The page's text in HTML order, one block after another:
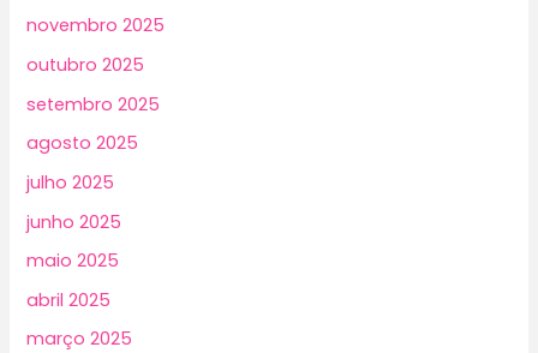
novembro 2025
outubro 2025
setembro 2025
agosto 2025
julho 2025
junho 2025
maio 2025
abril 2025
março 2025